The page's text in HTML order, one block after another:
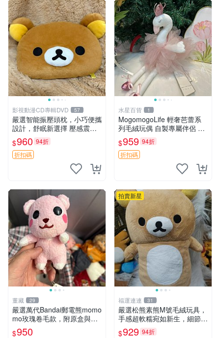
影視動漫CD專輯DVD 57
嚴選智能振壓頭枕，小巧便攜
設計，舒眠新選擇 壓感震動
頭枕 確切尺寸 小巧便攜
$960 94折
折扣碼
水星百貨 1
MogomogoLife 輕奢芭蕾系
列毛絨玩偶 自製專屬伴侶 帶
標牌全新成色 芭蕾系列 毛絨
玩偶 安撫玩具 新款上架
$959 94折
折扣碼
董藏 29
嚴選萬代Bandai郵電熊momo
mo玫瑰卷毛款，附原盒與吊
牌，粉嫩可愛入手即柔軟～
$950
拍賣新星
福運連連 31
嚴選松熊素熊M號毛絨玩具，
手感超軟糯宛如新生，細節精
緻完美無瑕，推薦送禮或珍
$929 94折